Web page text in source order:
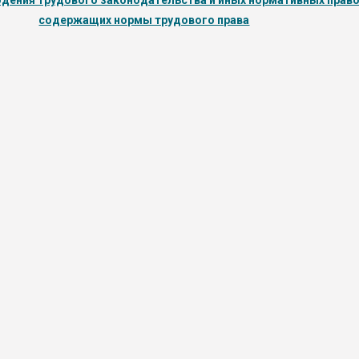
содержащих нормы трудового права